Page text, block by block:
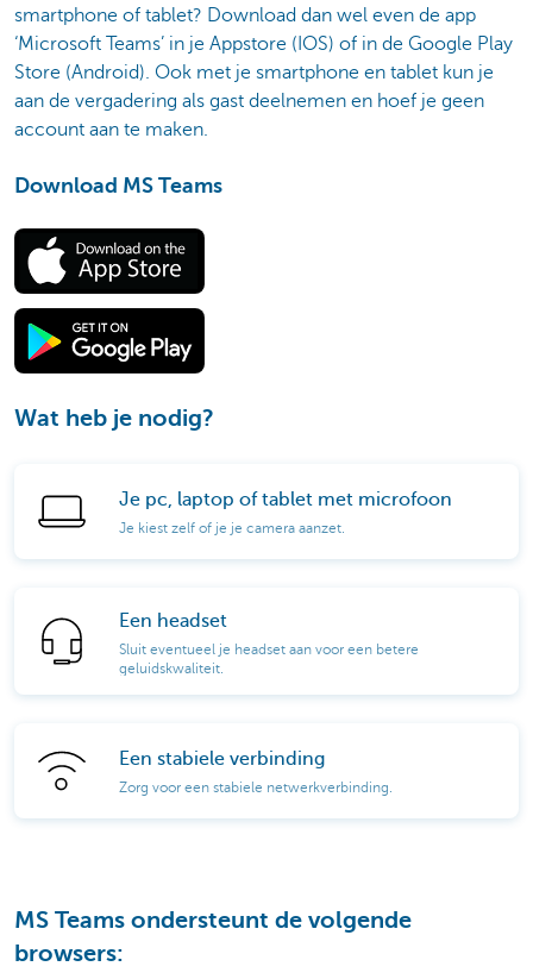
smartphone of tablet? Download dan wel even de app
‘Microsoft Teams’ in je Appstore (IOS) of in de Google Play
Store (Android). Ook met je smartphone en tablet kun je
aan de vergadering als gast deelnemen en hoef je geen
account aan te maken.
Download MS Teams
Wat heb je nodig?
Je pc, laptop of tablet met microfoon
Je kiest zelf of je je camera aanzet.
Een headset
Sluit eventueel je headset aan voor een betere
geluidskwaliteit.
Een stabiele verbinding
Zorg voor een stabiele netwerkverbinding.
MS Teams ondersteunt de volgende
browsers: